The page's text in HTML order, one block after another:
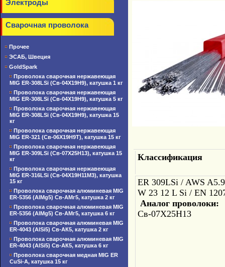
Электроды
Сварочная проволока
Прочее
ЭСАБ, Швеция
GoldSpark
Проволока сварочная нержавеющая
MIG ER-308LSi (Св-04Х19Н9), катушка 1 кг
Проволока сварочная нержавеющая
MIG ER-308LSi (Св-04Х19Н9), катушка 5 кг
Проволока сварочная нержавеющая
MIG ER-308LSi (Св-04Х19Н9), катушка 15
кг
Проволока сварочная нержавеющая
MIG ER-321 (Св-06Х19Н9Т), катушка 15 кг
Проволока сварочная нержавеющая
MIG ER-309LSi (Св-07Х25Н13), катушка 15
кг
Проволока сварочная нержавеющая
MIG ER-316LSi (Св-04Х19Н11М3), катушка
15 кг
Проволока сварочная алюминевая MIG
ER-5356 (AlMg5) Св-АМг5, катушка 2 кг
Проволока сварочная алюминевая MIG
ER-5356 (AlMg5) Св-АМг5, катушка 6 кг
Проволока сварочная алюминевая MIG
ER-4043 (AlSi5) Св-АК5, катушка 2 кг
Проволока сварочная алюминевая MIG
ER-4043 (AlSi5) Св-АК5, катушка 6 кг
Проволока сварочная медная MIG ER
CuSi-A, катушка 15 кг
Классификация
ER 309LSi / AWS A5.9
W 23 12 L Si / EN
Аналог проволоки:
Св-07Х25Н13